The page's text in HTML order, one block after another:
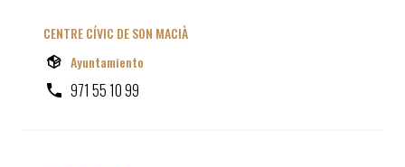
CENTRE CÍVIC DE SON MACIÀ
Ayuntamiento
971 55 10 99